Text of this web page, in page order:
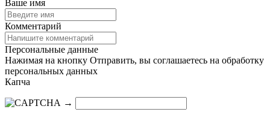
Ваше имя
Комментарий
Персональные данные
Нажимая на кнопку Отправить, вы соглашаетесь на обработку
персональных данных
Капча
→